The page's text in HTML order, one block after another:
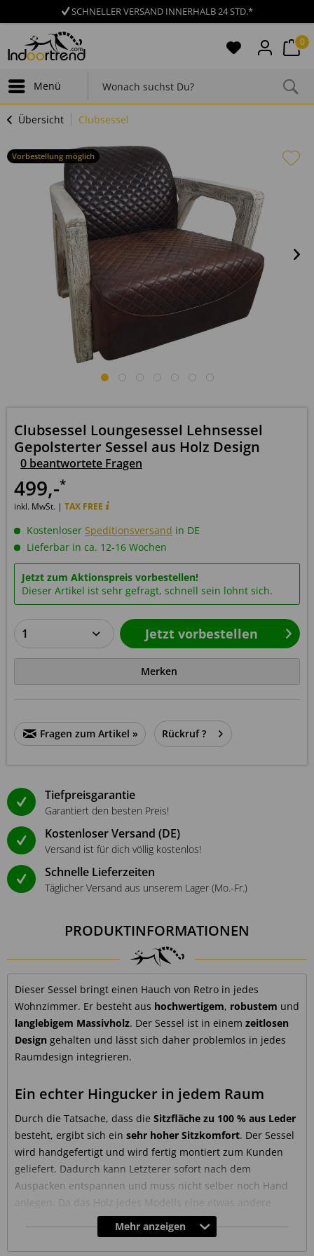
SCHNELLER VERSAND INNERHALB 24 STD.*
Menü
0
Übersicht Clubsessel
Vorbestellung möglich
Clubsessel Loungesessel Lehnsessel
Gepolsterter Sessel aus Holz Design
0 beantwortete Fragen
499,-*
inkl. MwSt. | TAX FREE
Kostenloser Speditionsversand in DE
Lieferbar in ca. 12-16 Wochen
Jetzt zum Aktionspreis vorbestellen!
Dieser Artikel ist sehr gefragt, schnell sein lohnt sich.
Jetzt vorbestellen
Merken
Fragen zum Artikel » Rückruf ?
Tiefpreisgarantie
Garantiert den besten Preis!
Kostenloser Versand (DE)
Versand ist für dich völlig kostenlos!
Schnelle Lieferzeiten
Täglicher Versand aus unserem Lager (Mo.-Fr.)
PRODUKTINFORMATIONEN
Dieser Sessel bringt einen Hauch von Retro in jedes
Wohnzimmer. Er besteht aus hochwertigem, robustem und
langlebigem Massivholz. Der Sessel ist in einem zeitlosen
Design gehalten und lässt sich daher problemlos in jedes
Raumdesign integrieren.
Ein echter Hingucker in jedem Raum
Durch die Tatsache, dass die Sitzfläche zu 100 % aus Leder
besteht, ergibt sich ein sehr hoher Sitzkomfort. Der Sessel
wird handgefertigt und wird fertig montiert zum Kunden
geliefert. Dadurch kann Letzterer sofort nach dem
Auspacken entspannen und muss nicht selber noch Hand
anlegen. Da das Holz jedes Modells eine etwas andere
Maserung und auch verschiedene Unebenheiten hat, ist
jedes Möbelstück ein echtes Unikat, das es so kein zweites
Mal gibt.
Mehr anzeigen